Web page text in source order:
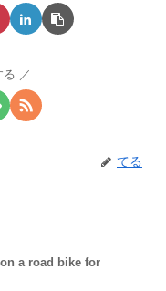
る
てる
a road bike for